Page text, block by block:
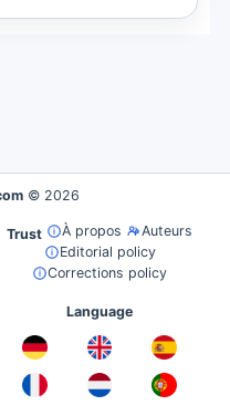
© 2026
Trust À propos
Auteurs
Editorial policy
Corrections policy
Language